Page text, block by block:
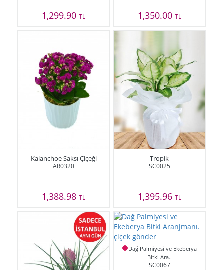
1,299.90TL 1,350.00 TL
Kalanchoe Saksı Çiçeği
AR0320
1,388.98TL
Tropik
SC0025
1,395.96 TL
Dağ Palmiyesi ve Ekeberya
Bitki Ara..
SC0067